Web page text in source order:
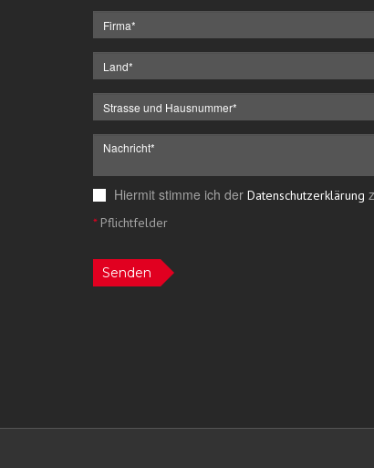
Hiermit stimme ich der Datenschutzerklärung
*Pflichtfelder
Senden